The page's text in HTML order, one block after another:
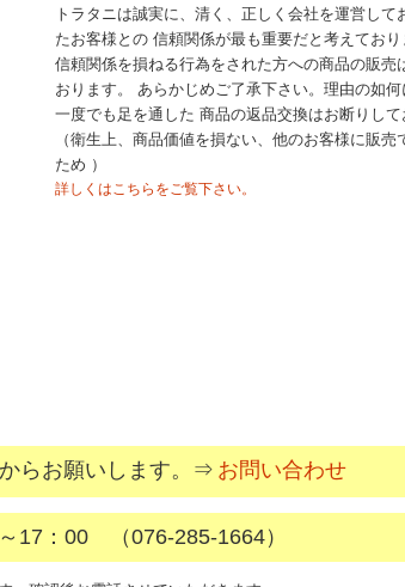
トラタニは誠実に、清く、正しく会社を運営して
たお客様との 信頼関係が最も重要だと考えており
信頼関係を損ねる行為をされた方への商品の販売
おります。 あらかじめご了承下さい。理由の如
一度でも足を通した 商品の返品交換はお断りして
（衛生上、商品価値を損ない、他のお客様に販売
ため ）
詳しくはこちらをご覧下さい。
らお願いします。⇒ お問い合わせ
17：00 （076-285-1664）